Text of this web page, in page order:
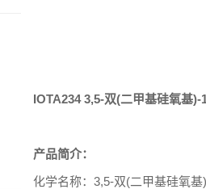
IOTA234 3,5-双(二甲基硅氧基)-
产品简介：
化学名称：3,5-双(二甲基硅氧